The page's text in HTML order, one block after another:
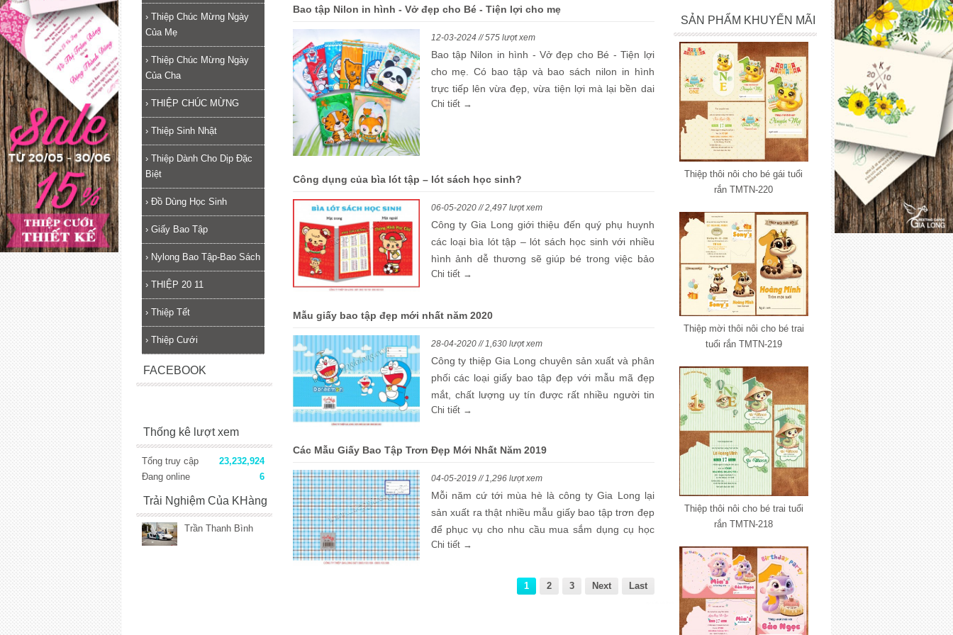
các bé trong học tập.
Bao tập Nilon in hình - Vở đẹp cho Bé - Tiện lợi cho mẹ
12-03-2024 // 575 lượt xem
Bao tập Nilon in hình - Vở đẹp cho Bé - Tiện lợi
cho mẹ. Có bao tập và bao sách nilon in hình
trực tiếp lên vừa đẹp, vừa tiện lợi mà lại bền dai
giúp cho tập sách của bé được bảo quản đẹp đẽ,
Chi tiết →
Công dụng của bìa lót tập – lót sách học sinh?
06-05-2020 // 2,497 lượt xem
Công ty Gia Long giới thiệu đến quý phụ huynh
các loại bìa lót tập – lót sách học sinh với nhiều
hình ảnh dễ thương sẽ giúp bé trong việc bảo
quản tập vở của mình thật sạch đẹp.
Chi tiết →
Mẫu giấy bao tập đẹp mới nhất năm 2020
28-04-2020 // 1,630 lượt xem
Công ty thiệp Gia Long chuyên sản xuất và phân
phối các loại giấy bao tập đẹp với mẫu mã đẹp
mắt, chất lượng uy tín được rất nhiều người tin
dùng.
Chi tiết →
Các Mẫu Giấy Bao Tập Trơn Đẹp Mới Nhất Năm 2019
04-05-2019 // 1,296 lượt xem
Mỗi năm cứ tới mùa hè là công ty Gia Long lại
sản xuất ra thật nhiều mẫu giấy bao tập trơn đẹp
để phục vụ cho nhu cầu mua sắm dụng cụ học
tập của các bé khi sắp bước vào ngày khai
Chi tiết →
1 2 3 Next Last
SẢN PHẨM KHUYẾN MÃI
Thiệp thôi nôi cho bé gái tuổi
rắn TMTN-220
Thiệp mời thôi nôi cho bé trai
tuổi rắn TMTN-219
Thiệp thôi nôi cho bé trai tuổi
rắn TMTN-218
› Thiệp Chúc Mừng Ngày
Của Mẹ
› Thiệp Chúc Mừng Ngày
Của Cha
› THIỆP CHÚC MỪNG
› Thiệp Sinh Nhật
› Thiệp Dành Cho Dịp Đặc
Biệt
› Đồ Dùng Học Sinh
› Giấy Bao Tập
› Nylong Bao Tập-Bao Sách
› THIỆP 20 11
› Thiệp Tết
› Thiệp Cưới
FACEBOOK
Thống kê lượt xem
Tổng truy cập
23,232,924
Đang online
6
Trải Nghiệm Của KHàng
Trần Thanh Bình